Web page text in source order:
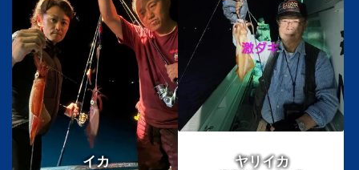
イカ ヤリイカ